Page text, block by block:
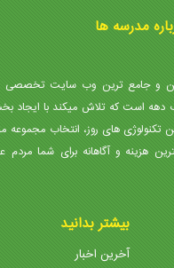
مدرسه ها
و جامع ترین وب سایت تخصصی
دهه است که تلاش میکند با ایجاد
تکنولوژی های روز، انتخاب مجموعه
هزینه و آگاهانه برای شما مردم
بیشتر بدانید
آخرین اخبار